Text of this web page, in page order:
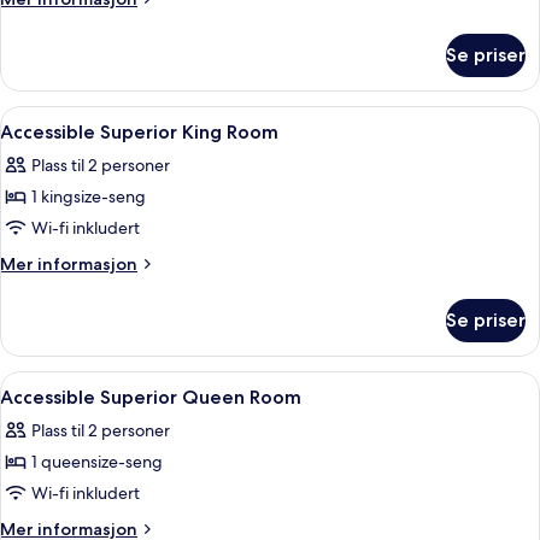
1
soverom
Se priser
Åpne
alle
bildene
av
Accessible
Superior
Italienske Frette-laken, sengetøy av
4
Accessible Superior King Room
Plass til 2 personer
1 kingsize-seng
Wi-fi inkludert
Mer informasjon
Mer
Superior
King
Room
Se priser
Åpne
alle
bildene
av
Accessible
Superior
Italienske Frette-laken, sengetøy av
7
Accessible Superior Queen Room
Plass til 2 personer
1 queensize-seng
Wi-fi inkludert
Mer informasjon
Mer